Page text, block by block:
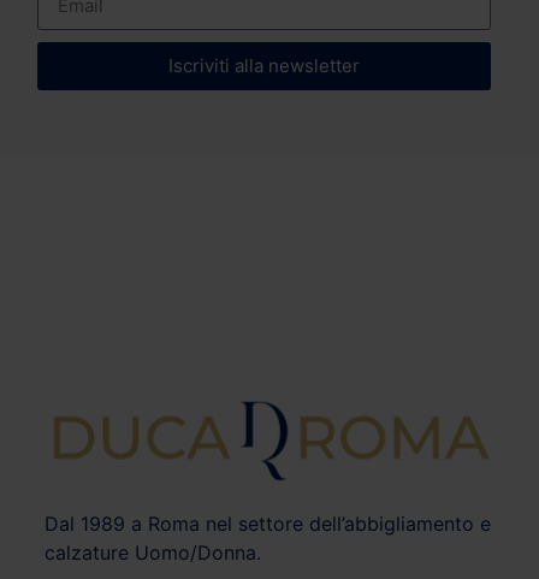
Iscriviti alla newsletter
Dal 1989 a Roma nel settore dell’abbigliamento e
calzature Uomo/Donna.